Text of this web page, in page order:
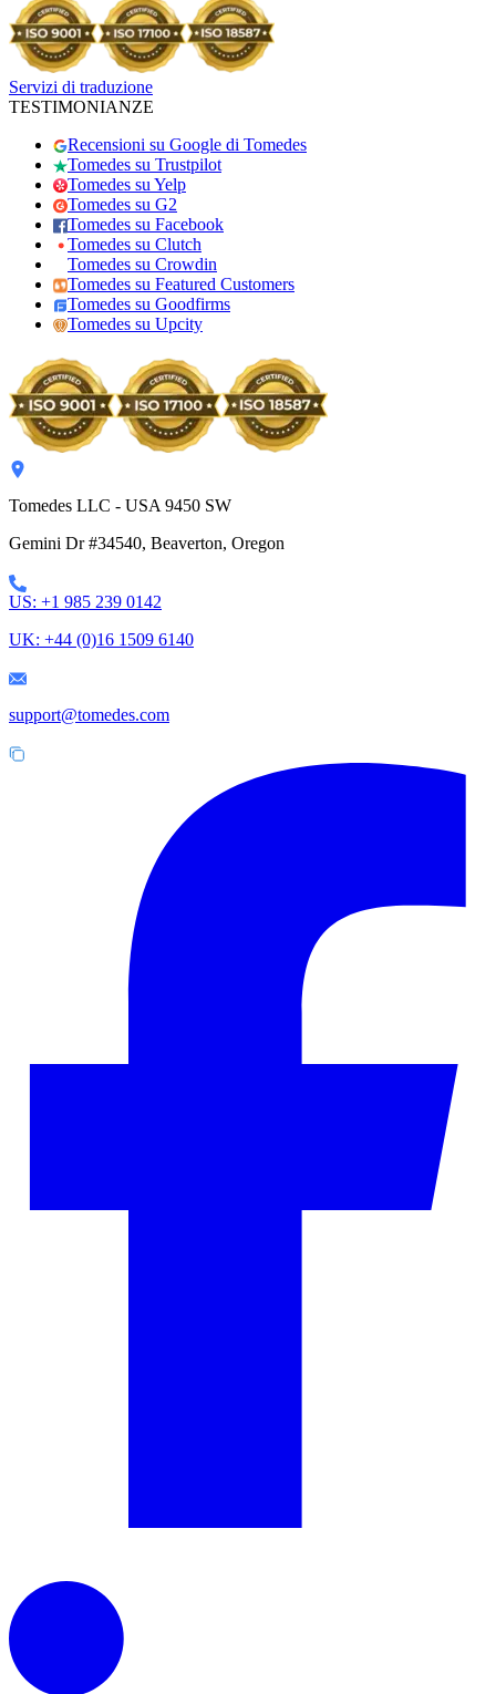
Servizi di traduzione
TESTIMONIANZE
Recensioni su Google di Tomedes
Tomedes su Trustpilot
Tomedes su Yelp
Tomedes su G2
Tomedes su Facebook
Tomedes su Clutch
Tomedes su Crowdin
Tomedes su Featured Customers
Tomedes su Goodfirms
Tomedes su Upcity
Tomedes LLC - USA 9450 SW
Gemini Dr #34540, Beaverton, Oregon
US: +1 985 239 0142
UK: +44 (0)16 1509 6140
support@tomedes.com